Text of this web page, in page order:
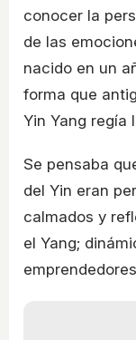
conocer la
de las
nacido en un
forma que
Yin Yang regía
Se pensaba
del Yin eran
calmados y
el Yang;